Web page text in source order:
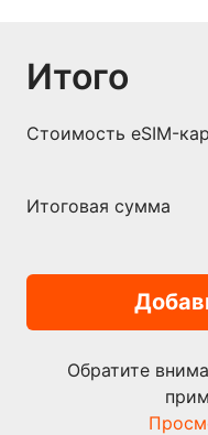
Итого
Cтоимость eSIM-
Итоговая сумма
Обратите